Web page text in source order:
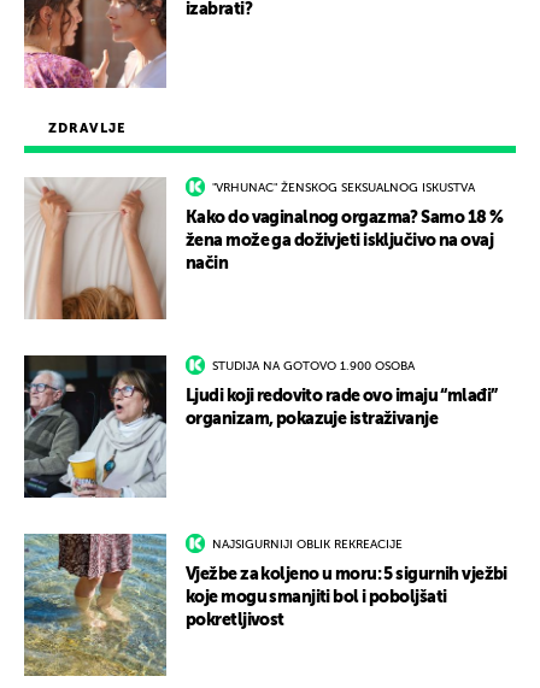
ZDRAVLJE
"VRHUNAC" ŽENSKOG SEKSUALNOG ISKUSTVA
Kako do vaginalnog orgazma? Samo 18 %
žena može ga doživjeti isključivo na ovaj
način
STUDIJA NA GOTOVO 1.900 OSOBA
Ljudi koji redovito rade ovo imaju “mlađi”
organizam, pokazuje istraživanje
NAJSIGURNIJI OBLIK REKREACIJE
Vježbe za koljeno u moru: 5 sigurnih vježbi
koje mogu smanjiti bol i poboljšati
pokretljivost
izabrati?